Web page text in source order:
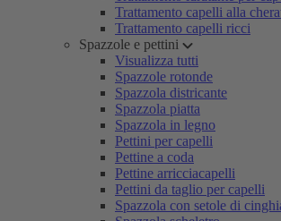
Trattamento capelli alla
Trattamento capelli ricci
Spazzole e pettini
Visualizza tutti
Spazzole rotonde
Spazzola districante
Spazzola piatta
Spazzola in legno
Pettini per capelli
Pettine a coda
Pettine arricciacapelli
Pettini da taglio per capelli
Spazzola con setole di